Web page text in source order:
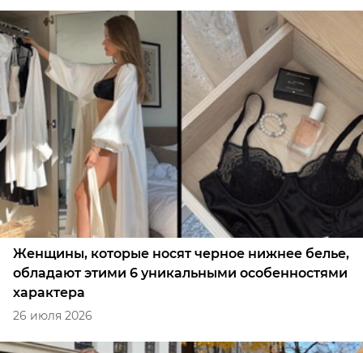
Женщины, которые носят черное нижнее белье,
обладают этими 6 уникальными особенностями
характера
26 июля 2026